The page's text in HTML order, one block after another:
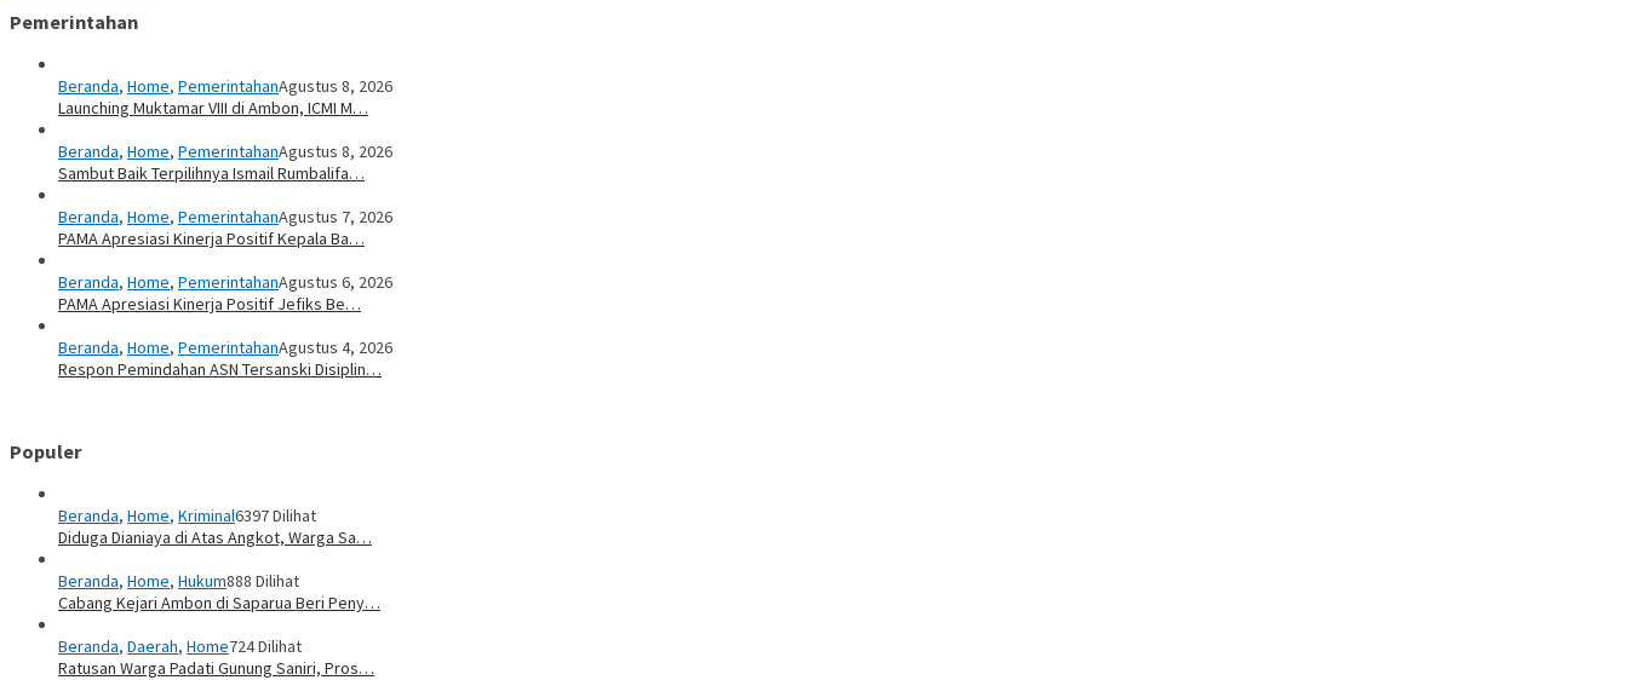
Pemerintahan
Beranda, Home, PemerintahanAgustus 8, 2026
Launching Muktamar VIII di Ambon, ICMI M…
Beranda, Home, PemerintahanAgustus 8, 2026
Sambut Baik Terpilihnya Ismail Rumbalifa…
Beranda, Home, PemerintahanAgustus 7, 2026
PAMA Apresiasi Kinerja Positif Kepala Ba…
Beranda, Home, PemerintahanAgustus 6, 2026
PAMA Apresiasi Kinerja Positif Jefiks Be…
Beranda, Home, PemerintahanAgustus 4, 2026
Respon Pemindahan ASN Tersanski Disiplin…
Populer
Beranda, Home, Kriminal6397 Dilihat
Diduga Dianiaya di Atas Angkot, Warga Sa…
Beranda, Home, Hukum888 Dilihat
Cabang Kejari Ambon di Saparua Beri Peny…
Beranda, Daerah, Home724 Dilihat
Ratusan Warga Padati Gunung Saniri, Pros…